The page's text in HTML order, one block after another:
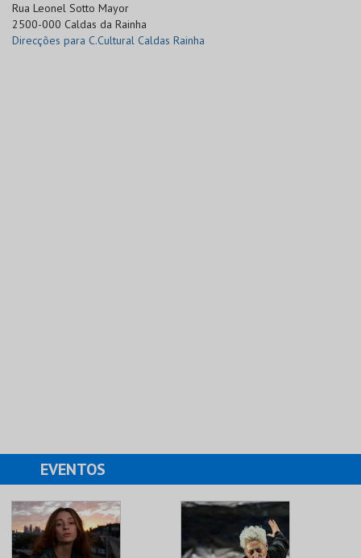
Rua Leonel Sotto Mayor
2500-000 Caldas da Rainha
Direcções para C.Cultural Caldas Rainha
EVENTOS